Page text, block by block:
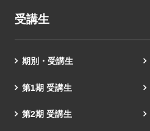
受講生
期別・受講生
第1期 受講生
第2期 受講生